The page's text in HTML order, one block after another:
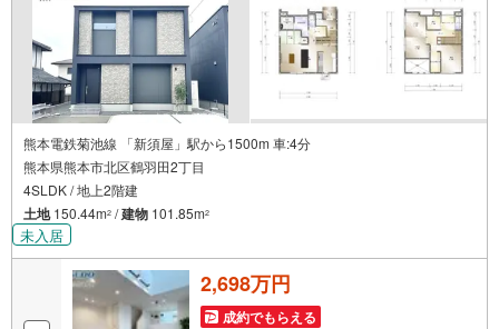
熊本電鉄菊池線 「新須屋」駅から1500m 車:4分
熊本県熊本市北区鶴羽田2丁目
4SLDK / 地上2階建
土地150.44m2 /建物 101.85m2
未入居
2,698万円
成約でもらえる